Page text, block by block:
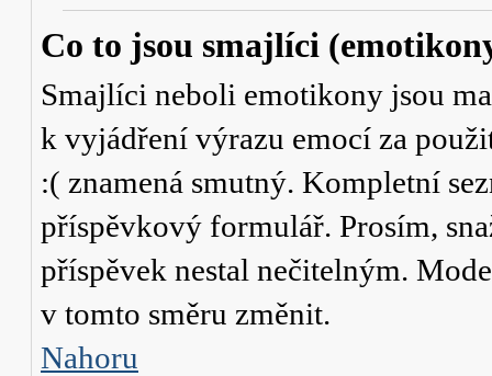
Co to jsou smajlíci
Smajlíci neboli emotikony jsou
k vyjádření výrazu emocí za
:( znamená smutný. Kompletní
příspěvkový formulář. Prosím,
příspěvek nestal nečitelným.
v tomto směru změnit.
Nahoru